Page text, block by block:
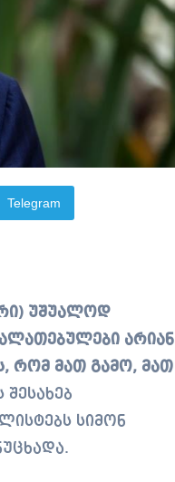
Telegram
არიან
რომ მათ გამო, მათ
შესახებ
სიმონ